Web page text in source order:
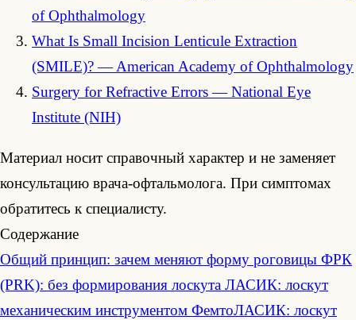
of Ophthalmology
What Is Small Incision Lenticule Extraction
(SMILE)? — American Academy of Ophthalmology
Surgery for Refractive Errors — National Eye
Institute (NIH)
Материал носит справочный характер и не заменяет
консультацию врача-офтальмолога. При симптомах
обратитесь к специалисту.
Содержание
Общий принцип: зачем меняют форму роговицы ФРК
(PRK): без формирования лоскута ЛАСИК: лоскут
механическим инструментом ФемтоЛАСИК: лоскут